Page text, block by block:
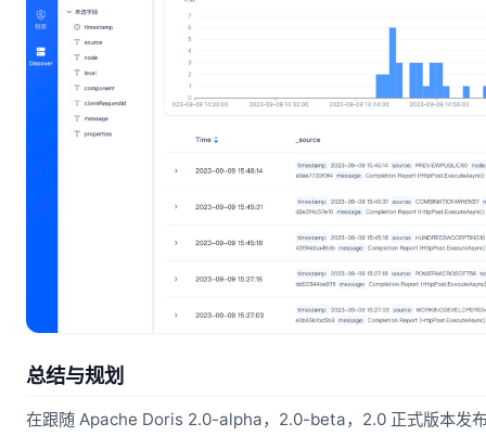
总结与规划
在跟随 Apache Doris 2.0-alpha，2.0-beta，2.0 正式版本发